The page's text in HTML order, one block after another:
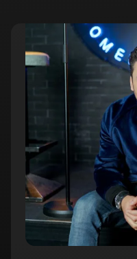
Chapitre #3
5. Passez à
6. Soyez
Chapitre #4
7. Dépassez